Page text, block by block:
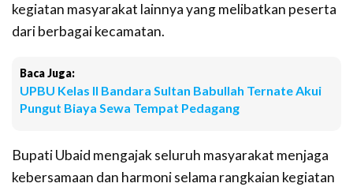
kegiatan masyarakat lainnya yang melibatkan peserta
dari berbagai kecamatan.
Baca Juga:
UPBU Kelas II Bandara Sultan Babullah Ternate Akui
Pungut Biaya Sewa Tempat Pedagang
Bupati Ubaid mengajak seluruh masyarakat menjaga
kebersamaan dan harmoni selama rangkaian kegiatan